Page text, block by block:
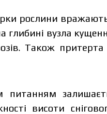
рослини
глибині вузла
Також притерта
питанням
висоти
об’єму та регіону
дані: